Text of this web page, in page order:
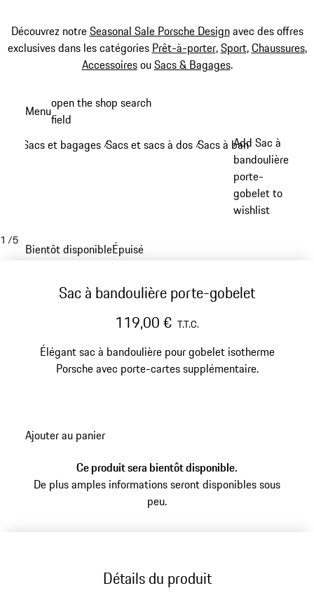
Découvrez notreSeasonal Sale Porsche Designavec des offres
exclusives dans les catégories Prêt-à-porter,Sport,Chaussures,
AccessoiresouSacs & Bagages.
principal
Menuopen the shop search
field
Sacs et bagages /Sacs et sacs à dos /Sacs à bandoulière
Add Sac à
bandoulière
porte-
gobelet to
wishlist
1 /5
Bientôt disponibleÉpuisé
Sac à bandoulière porte-gobelet
119,00 € T.T.C.
Élégant sac à bandoulière pour gobelet isotherme
Porsche avec porte-cartes supplémentaire.
Ajouter au panier
Ce produit sera bientôt disponible.
De plus amples informations seront disponibles sous
peu.
Détails du produit